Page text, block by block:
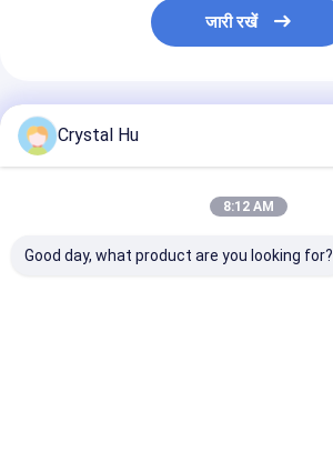
जारी रखें
अनुशंसित उत्पाद
Crystal Hu
8:12 AM
Good day, what product are you looking for?